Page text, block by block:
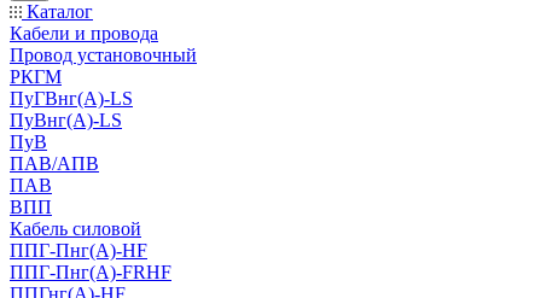
Каталог
Кабели и провода
Провод установочный
РКГМ
ПуГВнг(А)-LS
ПуВнг(А)-LS
ПуВ
ПАВ/АПВ
ПАВ
ВПП
Кабель силовой
ППГ-Пнг(А)-HF
ППГ-Пнг(А)-FRHF
ППГнг(А)-HF